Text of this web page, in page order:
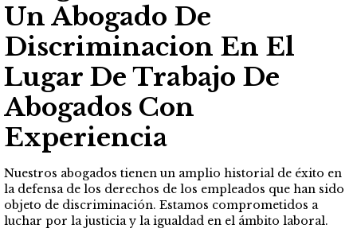
Un Abogado De
Discriminacion En El
Lugar De Trabajo De
Abogados Con
Experiencia
Nuestros abogados tienen un amplio historial de éxito en
la defensa de los derechos de los empleados que han sido
objeto de discriminación. Estamos comprometidos a
luchar por la justicia y la igualdad en el ámbito laboral.